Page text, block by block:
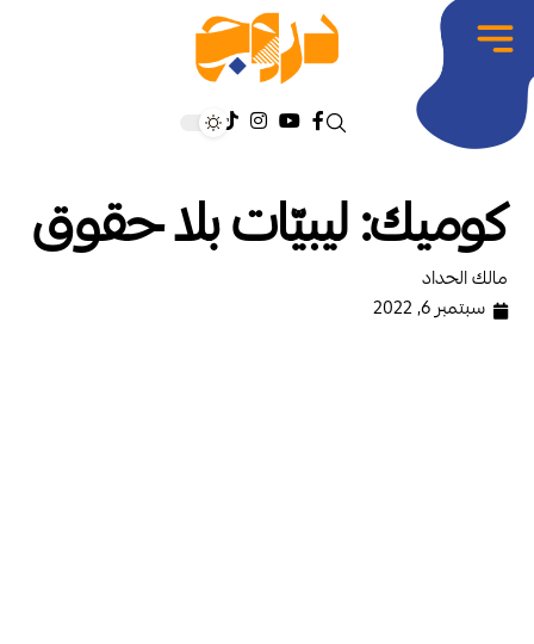
كوميك: ليبيّات بلا حقوق
مالك الحداد
سبتمبر 6, 2022